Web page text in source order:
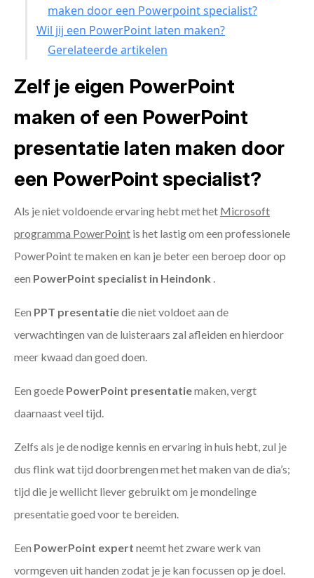
maken door een Powerpoint specialist?
Wil jij een PowerPoint laten maken?
Gerelateerde artikelen
Zelf je eigen PowerPoint
maken of een PowerPoint
presentatie laten maken door
een PowerPoint specialist?
Als je niet voldoende ervaring hebt met het Microsoft
programma PowerPoint is het lastig om een professionele
PowerPoint te maken en kan je beter een beroep door op
een PowerPoint specialist in Heindonk .
Een PPT presentatiedie niet voldoet aan de
verwachtingen van de luisteraars zal afleiden en hierdoor
meer kwaad dan goed doen.
Een goede PowerPoint presentatiemaken, vergt
daarnaast veel tijd.
Zelfs als je de nodige kennis en ervaring in huis hebt, zul je
dus flink wat tijd doorbrengen met het maken van de dia’s;
tijd die je wellicht liever gebruikt om je mondelinge
presentatie goed voor te bereiden.
Een PowerPoint expert neemt het zware werk van
vormgeven uit handen zodat je je kan focussen op je doel.